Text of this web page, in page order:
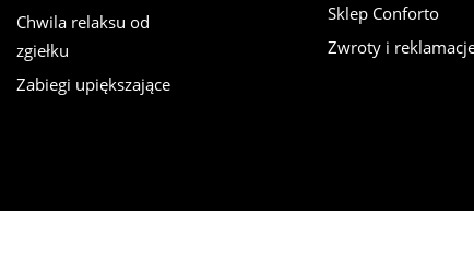
Chwila relaksu od
zgiełku
Zabiegi upiększające
Sklep Conforto
Zwroty i